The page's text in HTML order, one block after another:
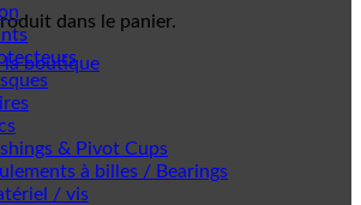
dans le panier.
la boutique
& Pivot Cups
à billes / Bearings
/ vis